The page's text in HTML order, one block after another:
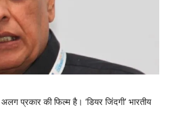
प्रकार की फिल्म है। ‘डियर जिंदगी’ भारतीय